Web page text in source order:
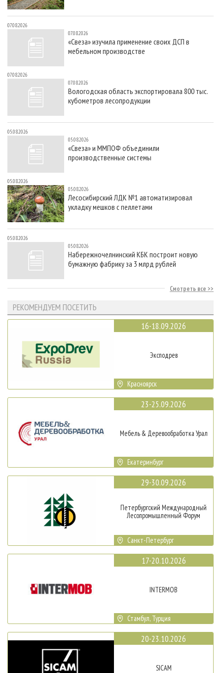
07.08.2026
07.08.2026
«Свеза» изучила применение своих ДСП в
мебельном производстве
07.08.2026
07.08.2026
Вологодская область экспортировала 800 тыс.
кубометров лесопродукции
05.08.2026
05.08.2026
«Свеза» и ММПОФ объединили
производственные системы
05.08.2026
05.08.2026
Лесосибирский ЛДК №1 автоматизировал
укладку мешков с пеллетами
05.08.2026
05.08.2026
Набережночелнинский КБК построит новую
бумажную фабрику за 3 млрд рублей
Смотреть все
РЕКОМЕНДУЕМ ПОСЕТИТЬ
16-18.09.2026
Эксподрев
Красноярск
23-25.09.2026
Мебель & Деревообработка Урал
Екатеринбург
29-30.09.2026
Петербургский Международный
Лесопромышленный Форум
Санкт-Петербург
17-20.10.2026
INTERMOB
Стамбул, Турция
20-23.10.2026
SICAM